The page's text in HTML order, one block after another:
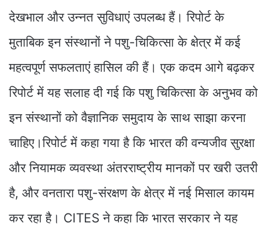
देखभाल और उन्नत सुविधाएं उपलब्ध हैं। रिपोर्ट के
मुताबिक इन संस्थानों ने पशु-चिकित्सा के क्षेत्र में कई
महत्वपूर्ण सफलताएं हासिल की हैं। एक कदम आगे बढ़कर
रिपोर्ट में यह सलाह दी गई कि पशु चिकित्सा के अनुभव को
इन संस्थानों को वैज्ञानिक समुदाय के साथ साझा करना
चाहिए।रिपोर्ट में कहा गया है कि भारत की वन्यजीव सुरक्षा
और नियामक व्यवस्था अंतरराष्ट्रीय मानकों पर खरी उतरी
है, और वनतारा पशु-संरक्षण के क्षेत्र में नई मिसाल कायम
कर रहा है। CITES ने कहा कि भारत सरकार ने यह